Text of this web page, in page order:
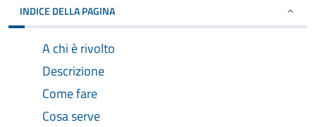
INDICE DELLA PAGINA
A chi è rivolto
Descrizione
Come fare
Cosa serve